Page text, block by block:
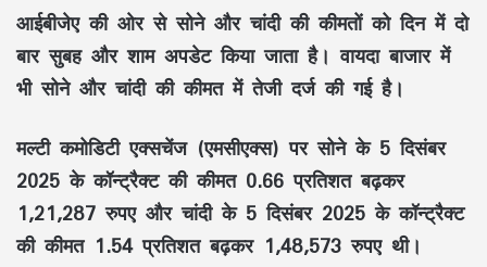
आईबीजेए की ओर से सोने और चांदी की कीमतों को दिन में दो
बार सुबह और शाम अपडेट किया जाता है। वायदा बाजार में
भी सोने और चांदी की कीमत में तेजी दर्ज की गई है।
मल्टी कमोडिटी एक्सचेंज (एमसीएक्स) पर सोने के 5 दिसंबर
2025 के कॉन्ट्रैक्ट की कीमत 0.66 प्रतिशत बढ़कर
1,21,287 रुपए और चांदी के 5 दिसंबर 2025 के कॉन्ट्रैक्ट
की कीमत 1.54 प्रतिशत बढ़कर 1,48,573 रुपए थी।